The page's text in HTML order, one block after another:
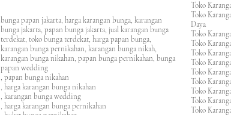
bunga papan jakarta, harga karangan bunga, karangan
bunga jakarta, papan bunga jakarta, jual karangan bunga
terdekat, toko bunga terdekat, harga papan bunga,
karangan bunga pernikahan, karangan bunga nikah,
karangan bunga nikahan, papan bunga pernikahan, bunga
papan wedding
, papan bunga nikahan
, harga karangan bunga nikahan
, karangan bunga wedding
, harga karangan bunga pernikahan
Toko
Toko
Daya
Toko
Toko
Toko
Toko
Toko
Toko
Toko
Toko
Toko